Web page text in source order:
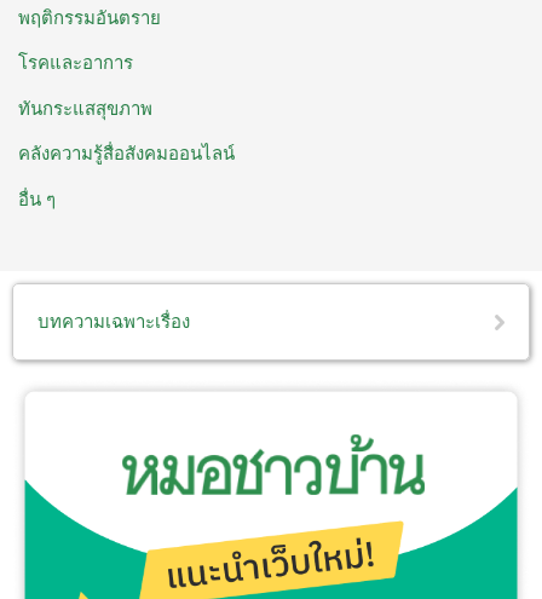
พฤติกรรมอันตราย
โรคและอาการ
ทันกระแสสุขภาพ
คลังความรู้สื่อสังคมออนไลน์
อื่น ๆ
บทความเฉพาะเรื่อง